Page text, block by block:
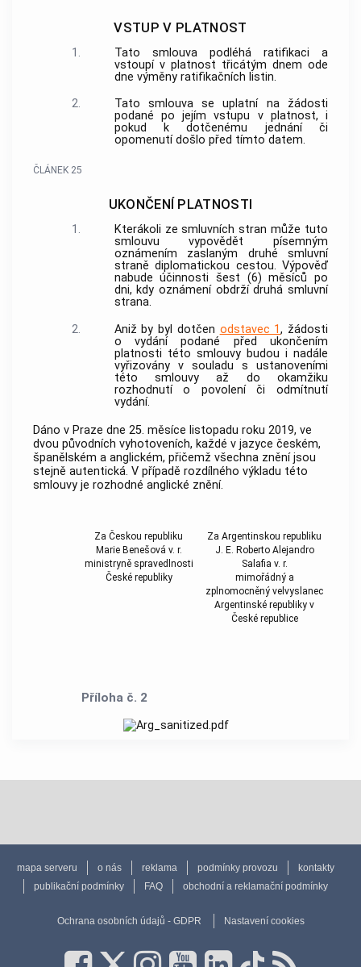
VSTUP V PLATNOST
1.
Tato smlouva podléhá ratifikaci a
vstoupí v platnost třicátým dnem ode
dne výměny ratifikačních listin.
2.
Tato smlouva se uplatní na žádosti
podané po jejím vstupu v platnost, i
pokud k dotčenému jednání či
opomenutí došlo před tímto datem.
ČLÁNEK 25
UKONČENÍ PLATNOSTI
1.
Kterákoli ze smluvních stran může tuto
smlouvu vypovědět písemným
oznámením zaslaným druhé smluvní
straně diplomatickou cestou. Výpověď
nabude účinnosti šest (6) měsíců po
dni, kdy oznámení obdrží druhá smluvní
strana.
2.
Aniž by byl dotčen odstavec 1, žádosti
o vydání podané před ukončením
platnosti této smlouvy budou i nadále
vyřizovány v souladu s ustanoveními
této smlouvy až do okamžiku
rozhodnutí o povolení či odmítnutí
vydání.
Dáno v Praze dne 25. měsíce listopadu roku 2019, ve
dvou původních vyhotoveních, každé v jazyce českém,
španělském a anglickém, přičemž všechna znění jsou
stejně autentická. V případě rozdílného výkladu této
smlouvy je rozhodné anglické znění.
Za Českou republiku
Marie Benešová v. r.
ministryně spravedlnosti
České republiky
Za Argentinskou republiku
J. E. Roberto Alejandro
Salafia v. r.
mimořádný a
zplnomocněný velvyslanec
Argentinské republiky v
České republice
Příloha č. 2
mapa serveru o nás reklama podmínky provozu
kontakty
publikační podmínky
FAQ obchodní a reklamační podmínky
Ochrana osobních údajů - GDPR Nastavení cookies